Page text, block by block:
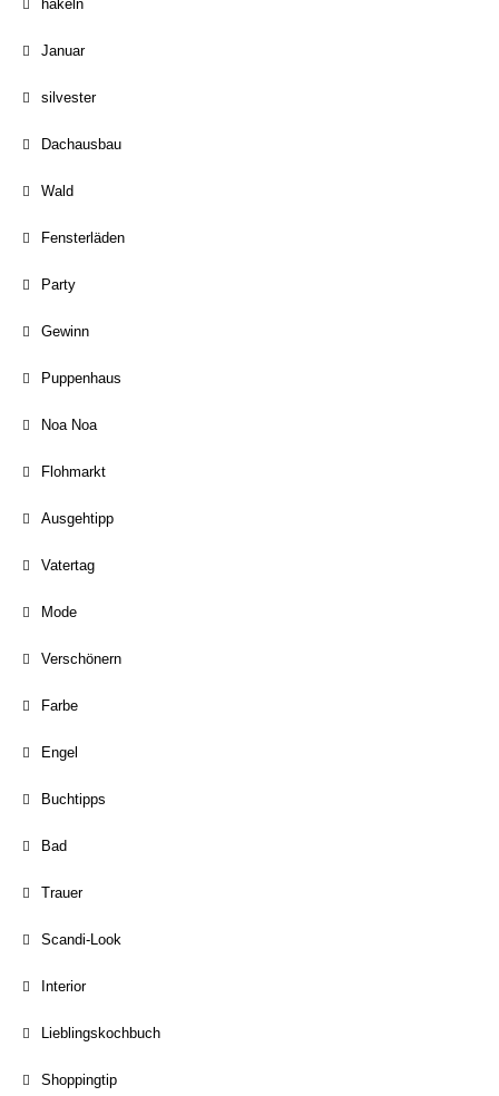
häkeln
Januar
silvester
Dachausbau
Wald
Fensterläden
Party
Gewinn
Puppenhaus
Noa Noa
Flohmarkt
Ausgehtipp
Vatertag
Mode
Verschönern
Farbe
Engel
Buchtipps
Bad
Trauer
Scandi-Look
Interior
Lieblingskochbuch
Shoppingtip